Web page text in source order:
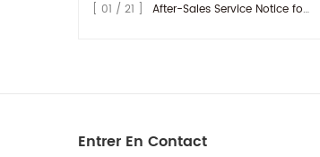
[ 01 / 21 ] After-Sales Service Notice for Turkey Region
Entrer En Contact